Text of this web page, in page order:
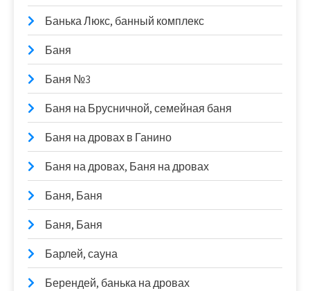
Банька Люкс, банный комплекс
Баня
Баня №3
Баня на Брусничной, семейная баня
Баня на дровах в Ганино
Баня на дровах, Баня на дровах
Баня, Баня
Баня, Баня
Барлей, сауна
Берендей, банька на дровах